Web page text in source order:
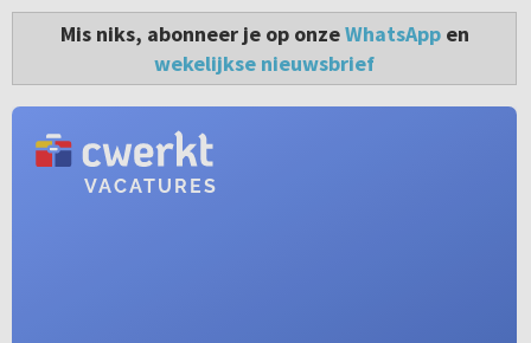
Mis niks, abonneer je op onzeWhatsAppen
wekelijkse nieuwsbrief